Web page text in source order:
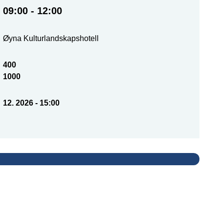
09:00 - 12:00
Øyna Kulturlandskapshotell
400
1000
12. 2026 - 15:00